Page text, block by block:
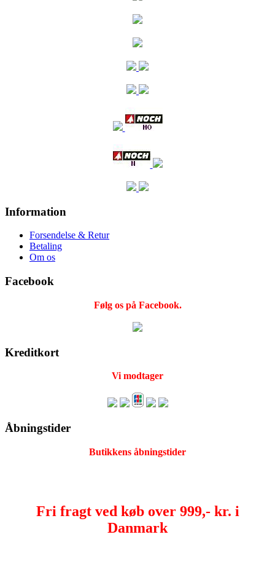
Information
Forsendelse & Retur
Betaling
Om os
Facebook
Følg os på Facebook.
Kreditkort
Vi modtager
Åbningstider
Butikkens åbningstider
Fri fragt ved køb over 999,- kr. i
Danmark